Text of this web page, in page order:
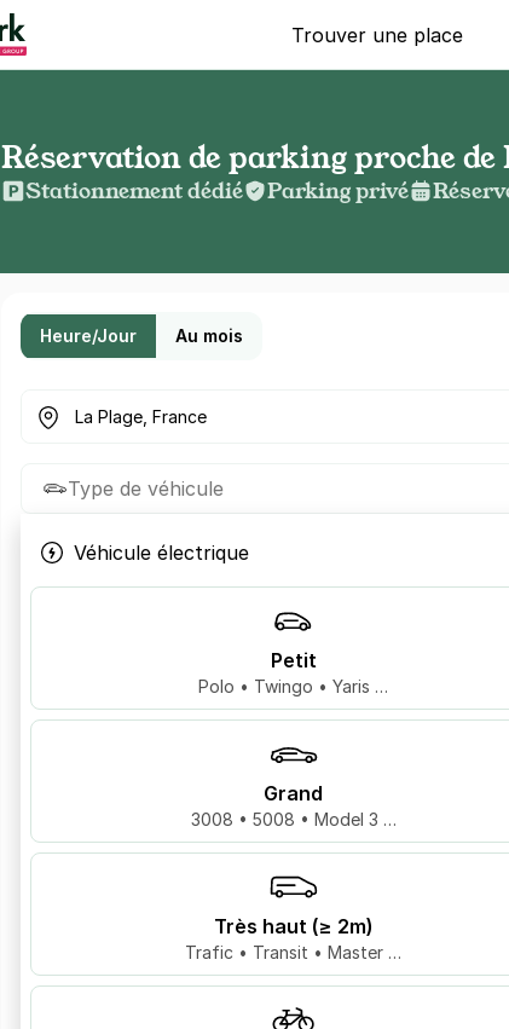
Trouver une place
Réservation de parking proche de
Stationnement dédié Parking privé
Heure/Jour Au mois
Où cherchez-vous un parking ?
Type de véhicule
Véhicule électrique
Petit
Polo • Twingo • Yaris …
Grand
3008 • 5008 • Model 3 …
Très haut (≥ 2m)
Trafic • Transit • Master …